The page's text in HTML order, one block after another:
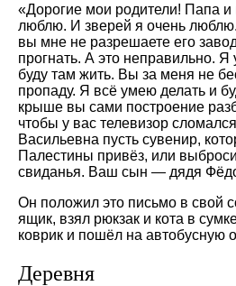
«Дорогие мои родители! Папа
люблю. И зверей я очень
вы мне не разрешаете его
прогнать. А это неправильно.
буду там жить. Вы за меня не
пропаду. Я всё умею делать и
крыше вы сами построение
чтобы у вас телевизор
Васильевна пусть сувенир,
Палестины привёз, или
свиданья. Ваш сын — дядя
Он положил это письмо в свой
ящик, взял рюкзак и кота в
коврик и пошёл на автобусную
Деревня